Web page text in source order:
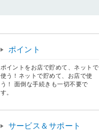
ポイント
ポイントをお店で貯めて、ネットで
使う！ネットで貯めて、お店で使
う！ 面倒な手続きも一切不要で
す。
サービス＆サポート